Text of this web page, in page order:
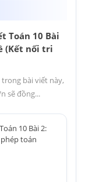
Toán 10 Bài
(Kết nối tri
trong bài viết này,
sẽ đồng...
10 Bài 2:
toán